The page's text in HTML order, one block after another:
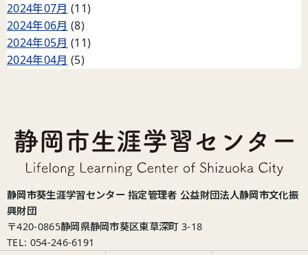
2024年07月 (11)
2024年06月 (8)
2024年05月 (11)
2024年04月 (5)
静岡市葵生涯学習センター 指定管理者 公益財団法人静岡市文化振
興財団
〒420-0865静岡県静岡市葵区東草深町 3-18
TEL: 054-246-6191